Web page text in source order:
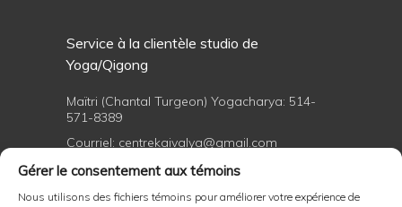
Gérer le consentement aux témoins
Nous utilisons des fichiers témoins pour améliorer votre expérience de
Service à la clientèle studio de
Yoga/Qigong
Maïtri (Chantal Turgeon) Yogacharya: 514-
571-8389
Courriel: centrekaivalya@gmail.com